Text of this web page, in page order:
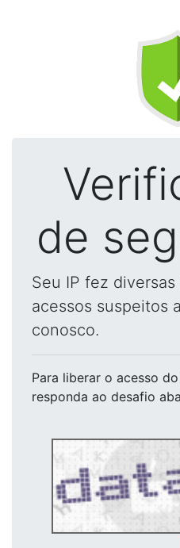
de
Seu IP fez
acessos suspeitos
conosco.
Para liberar o acesso
responda ao desafio